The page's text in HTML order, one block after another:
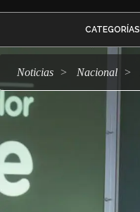
CATEGORÍAS
Noticias Nacional